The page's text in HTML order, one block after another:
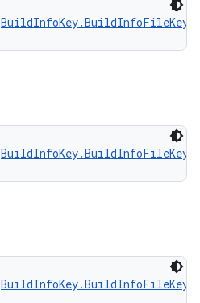
BuildInfoKey.BuildInfoFileKey
BuildInfoKey.BuildInfoFileKey
BuildInfoKey.BuildInfoFileKey